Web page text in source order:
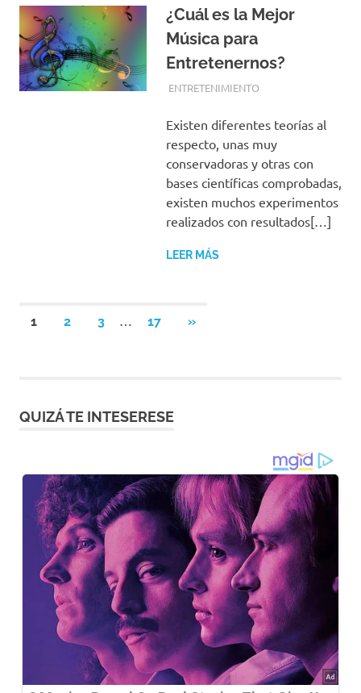
¿Cuál es la Mejor
Música para
Entretenernos?
FEBRERO 17, 2019
EQUIPO DE REDACCIÓN
ENTRETENIMIENTO
Existen diferentes teorías al
respecto, unas muy
conservadoras y otras con
bases científicas comprobadas,
existen muchos experimentos
realizados con resultados[…]
LEER MÁS
Paginación
1 2 3 … 17
SIGUIENTES
»
QUIZÁ TE INTESERESE